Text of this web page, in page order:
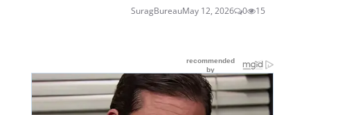
SuragBureauMay 12, 2026 0 15